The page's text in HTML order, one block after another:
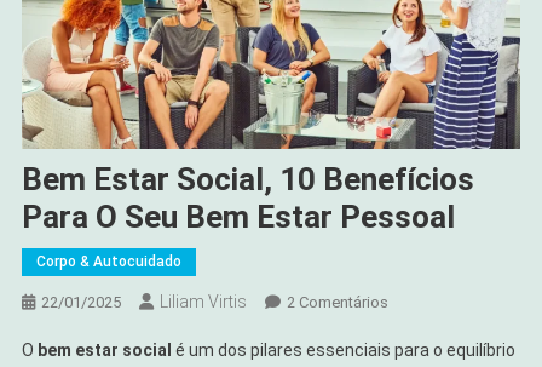
Bem Estar Social, 10 Benefícios
Para O Seu Bem Estar Pessoal
Corpo & Autocuidado
22/01/2025 Liliam Virtis 2 ComentáriosEm
Estar
O bem estar social é um dos pilares essenciais para o equilíbrio